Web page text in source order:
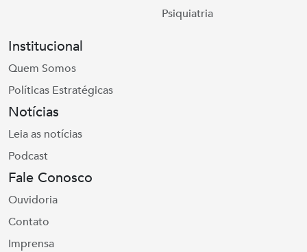
Psiquiatria
Institucional
Quem Somos
Políticas Estratégicas
Notícias
Leia as notícias
Podcast
Fale Conosco
Ouvidoria
Contato
Imprensa